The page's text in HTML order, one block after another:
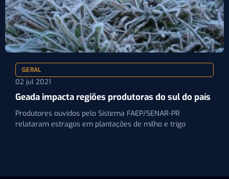
GERAL
02 jul 2021
Geada impacta regiões produtoras do sul do país
Produtores ouvidos pelo Sistema FAEP/SENAR-PR
relataram estragos em plantações de milho e trigo